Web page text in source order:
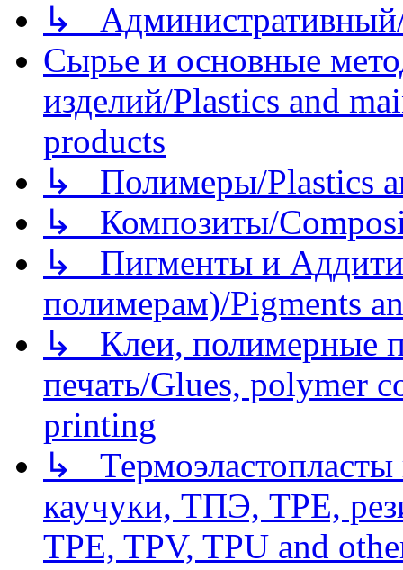
↳
Сырье и основные
изделий/Plastics and
products
↳ Полимеры/Plastics
↳ Композиты/
↳ Пигменты и
полимерам)/Pigments
↳ Клеи, полимерные
печать/Glues, polymer
printing
↳
каучуки, ТПЭ, TPE,
TPE, TPV, TPU and